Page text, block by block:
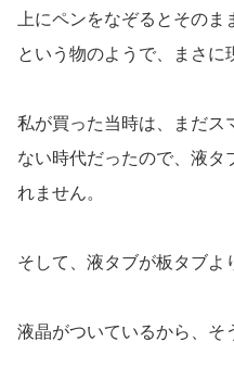
上にペンをなぞるとその
という物のようで、まさに
私が買った当時は、まだス
ない時代だったので、液タ
れません。
そして、液タブが板タブよ
液晶がついているから、そ